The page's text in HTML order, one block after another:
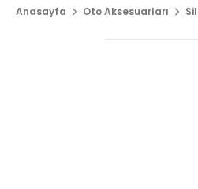
Anasayfa Oto Aksesuarları